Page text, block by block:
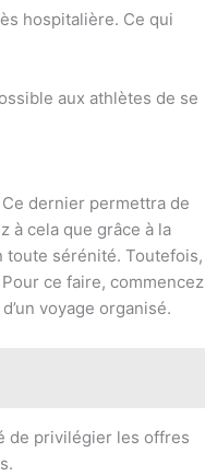
hospitalière. Ce qui
aux athlètes de se
dernier permettra de
à cela que grâce à la
toute sérénité. Toutefois,
ce faire, commencez
voyage organisé.
de privilégier les offres